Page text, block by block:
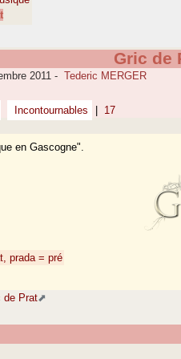
Gric de
2011 - Tederic MERGER
Incontournables 17
en Gascogne".
prada = pré
de Prat